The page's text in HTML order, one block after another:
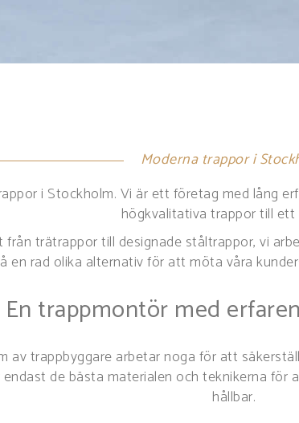
Moderna trappor i
i Stockholm. Vi är ett företag med lång
högkvalitativa trappor till ett
trätrappor till designade ståltrappor, vi
en rad olika alternativ för att möta våra
En trappmontör med
av trappbyggare arbetar noga för att
de bästa materialen och teknikerna
hållbar.